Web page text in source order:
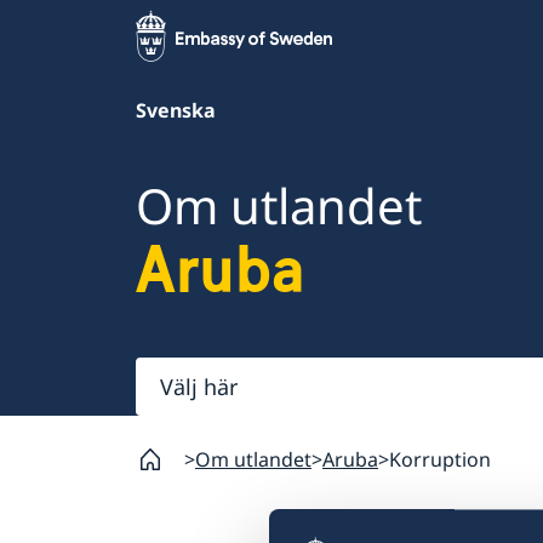
Svenska
Om utlandet
Aruba
Välj
här
Om utlandet Aruba Korruption